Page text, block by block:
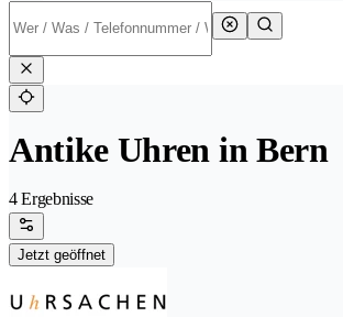
Antike Uhren in Bern
4 Ergebnisse
Jetzt geöffnet